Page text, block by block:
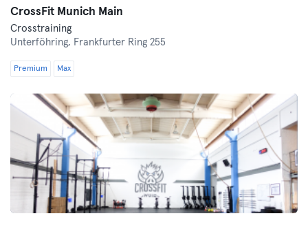
CrossFit Munich Main
Crosstraining
Unterföhring, Frankfurter Ring 255
Premium Max